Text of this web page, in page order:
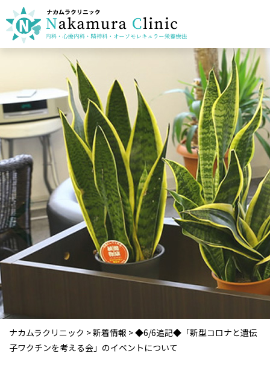
ナカムラクリニック >新着情報 >◆6/6追記◆「新型コロナと遺伝
子ワクチンを考える会」のイベントについて